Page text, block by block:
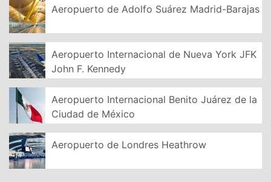
Aeropuerto de Adolfo Suárez Madrid-Barajas
Aeropuerto Internacional de Nueva York JFK
John F. Kennedy
Aeropuerto Internacional Benito Juárez de la
Ciudad de México
Aeropuerto de Londres Heathrow